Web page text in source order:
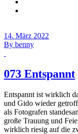
14. März 2022
By benny
073 Entspannt
Entspannt ist wirklich
und Gido wieder
als Fotografen
große Trauung und
wirklich riesig auf die